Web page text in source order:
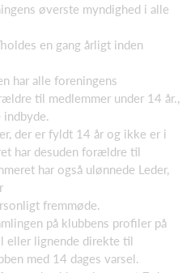
øverste myndighed i alle
en gang årligt inden
har alle foreningens
til medlemmer under 14 år.,
der er fyldt 14 år og ikke er i
har desuden forældre til
har også ulønnede Leder,
fremmøde.
på klubbens profiler på
eller lignende direkte til
med 14 dages varsel.